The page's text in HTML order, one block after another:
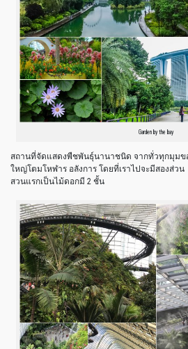
Garden by the bay
สถานที่จัดแสดงพืชพันธุ์นานาชนิด จากทั่วทุกมุมข
ใหญ่โตมโหฬาร อลังการ โดยที่เราไปจะมีสองส่วน
สวนแรกเป็นไม้ดอกมี 2 ชั้น